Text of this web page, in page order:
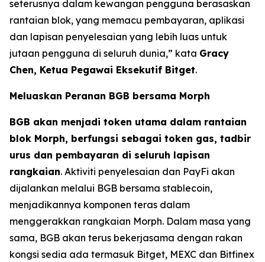
seterusnya dalam kewangan pengguna berasaskan
rantaian blok, yang memacu pembayaran, aplikasi
dan lapisan penyelesaian yang lebih luas untuk
jutaan pengguna di seluruh dunia,” kata Gracy
Chen, Ketua Pegawai Eksekutif Bitget.
Meluaskan Peranan BGB bersama Morph
BGB akan menjadi token utama dalam rantaian
blok Morph, berfungsi sebagai token gas, tadbir
urus dan pembayaran di seluruh lapisan
rangkaian. Aktiviti penyelesaian dan PayFi akan
dijalankan melalui BGB bersama stablecoin,
menjadikannya komponen teras dalam
menggerakkan rangkaian Morph. Dalam masa yang
sama, BGB akan terus bekerjasama dengan rakan
kongsi sedia ada termasuk Bitget, MEXC dan Bitfinex